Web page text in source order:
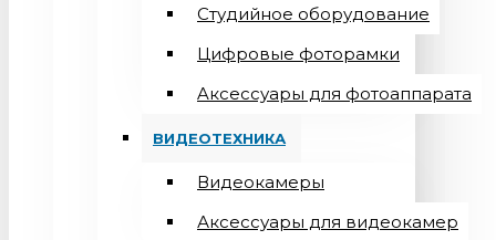
Студийное оборудование
Цифровые фоторамки
Aксессуары для фотоаппарата
ВИДЕОТЕХНИКА
Видеокамеры
Аксессуары для видеокамер